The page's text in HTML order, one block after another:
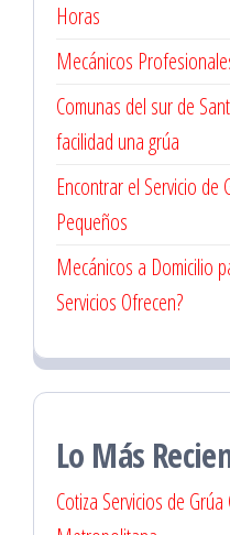
Horas
Mecánicos
Comunas del sur de
facilidad una grúa
Encontrar el Servicio
Pequeños
Mecánicos a Domicilio
Servicios Ofrecen?
Lo Más
Cotiza Servicios de